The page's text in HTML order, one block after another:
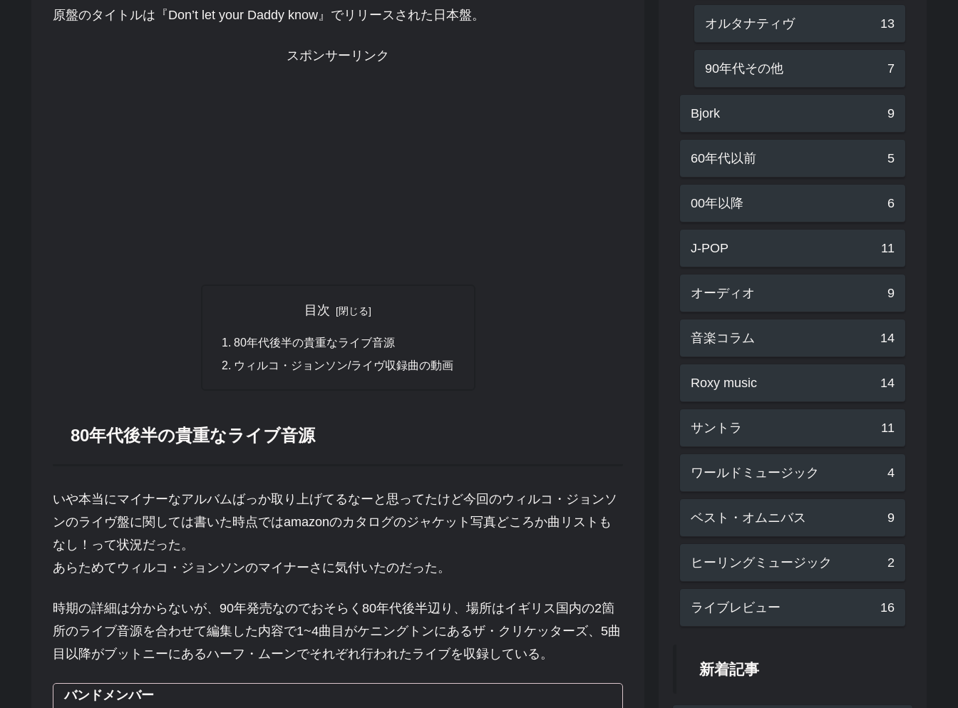
原盤のタイトルは『Don’t let your Daddy know』でリリースされた日本盤。
スポンサーリンク
目次
80年代後半の貴重なライブ音源
ウィルコ・ジョンソン/ライヴ収録曲の動画
80年代後半の貴重なライブ音源
いや本当にマイナーなアルバムばっか取り上げてるなーと思ってたけど今回のウィルコ・ジョンソ
ンのライヴ盤に関しては書いた時点ではamazonのカタログのジャケット写真どころか曲リストも
なし！って状況だった。
あらためてウィルコ・ジョンソンのマイナーさに気付いたのだった。
時期の詳細は分からないが、90年発売なのでおそらく80年代後半辺り、場所はイギリス国内の2箇
所のライブ音源を合わせて編集した内容で1~4曲目がケニングトンにあるザ・クリケッターズ、5曲
目以降がブットニーにあるハーフ・ムーンでそれぞれ行われたライブを収録している。
バンドメンバー
オルタナティヴ 13
90年代その他 7
Bjork 9
60年代以前 5
00年以降 6
J-POP 11
オーディオ 9
音楽コラム 14
Roxy music 14
サントラ 11
ワールドミュージック 4
ベスト・オムニバス 9
ヒーリングミュージック 2
ライブレビュー 16
新着記事